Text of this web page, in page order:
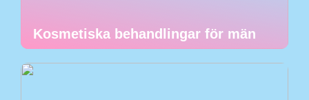
Kosmetiska behandlingar för män